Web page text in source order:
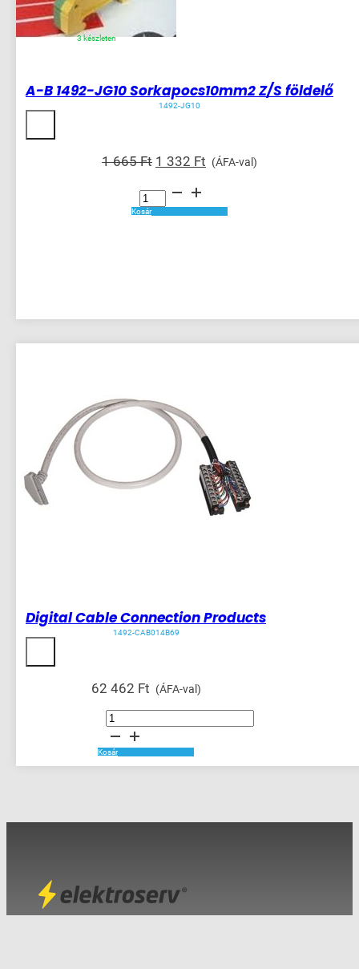
3 készleten
A-B 1492-JG10 Sorkapocs10mm2 Z/S földelő
1492-JG10
1 665Ft Original
was:
1
1 332 Ft Current
1
(ÁFA-val)
1492-
JG10
Kosár
Digital Cable Connection Products
1492-CAB014B69
62 462 Ft (ÁFA-val)
Digital
Cable
Connection
Products
mennyiség
Kosár